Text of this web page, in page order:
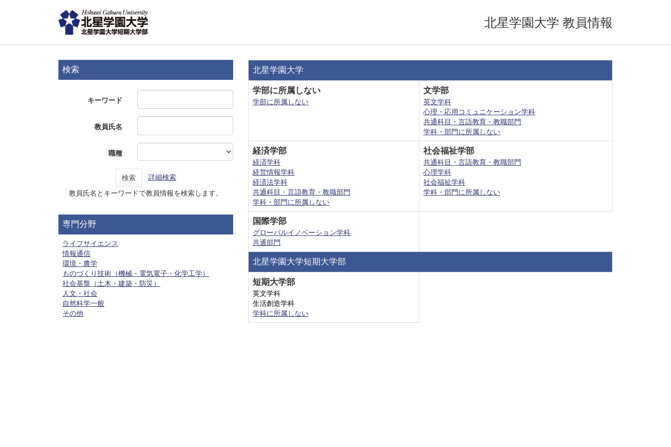
北星学園大学 教員情報
検索
キーワード
教員氏名
職種
検索 詳細検索
教員氏名とキーワードで教員情報を検索します。
専門分野
ライフサイエンス
情報通信
環境・農学
ものづくり技術（機械・電気電子・化学工学）
社会基盤（土木・建築・防災）
人文・社会
自然科学一般
その他
北星学園大学
学部に所属しない
学部に所属しない
文学部
英文学科
心理・応用コミュニケーション学科
共通科目・言語教育・教職部門
学科・部門に所属しない
経済学部
経済学科
経営情報学科
経済法学科
共通科目・言語教育・教職部門
学科・部門に所属しない
社会福祉学部
共通科目・言語教育・教職部門
心理学科
社会福祉学科
学科・部門に所属しない
国際学部
グローバルイノベーション学科
共通部門
北星学園大学短期大学部
短期大学部
英文学科
生活創造学科
学科に所属しない